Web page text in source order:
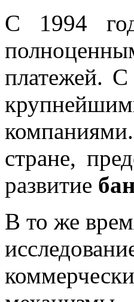
С 1994
платежей. С
стране,
развитие
В то же